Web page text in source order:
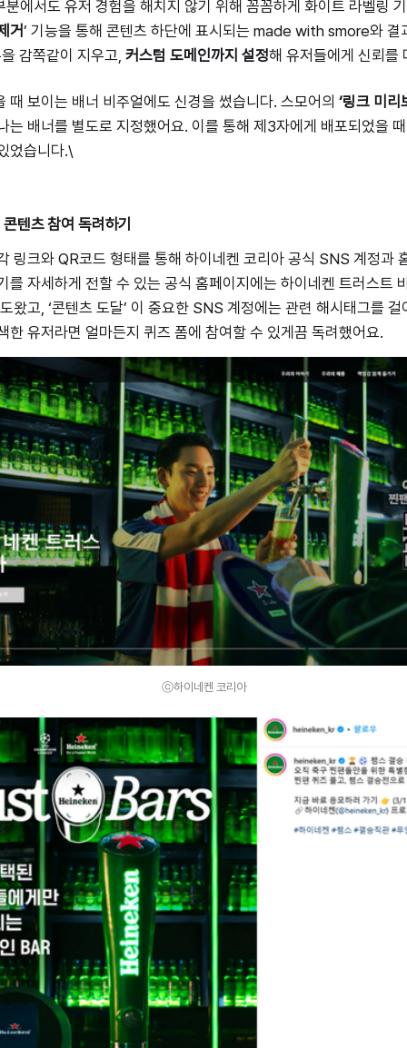
분에서도 유저 경험을 해치지 않기 위해 꼼꼼하게 화이트 라벨링
거’ 기능을 통해 콘텐츠 하단에 표시되는 made with smore와 결
감쪽같이 지우고, 커스텀 도메인까지 설정해 유저들에게 신뢰를
때 보이는 배너 비주얼에도 신경을 썼습니다. 스모어의 ‘링크 미
는 배너를 별도로 지정했어요. 이를 통해 제3자에게 배포되었을
었습니다.\
텐츠 참여 독려하기
링크와 QR코드 형태를 통해 하이네켄 코리아 공식 SNS 계정과
를 자세하게 전할 수 있는 공식 홈페이지에는 하이네켄 트러스트
왔고, ‘콘텐츠 도달’ 이 중요한 SNS 계정에는 관련 해시태그를 걸
한 유저라면 얼마든지 퀴즈 폼에 참여할 수 있게끔 독려했어요.
ⓒ하이네켄 코리아